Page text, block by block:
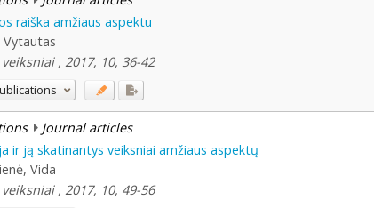
raiška amžiaus aspektu
Vytautas
, 2017, 10, 36-42
Journal articles
ir ją skatinantys veiksniai amžiaus aspektų
Vida
, 2017, 10, 49-56